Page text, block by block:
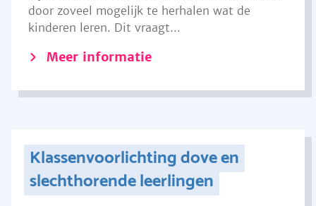
door zoveel mogelijk te herhalen wat de
kinderen leren. Dit vraagt...
Meer informatie
Klassenvoorlichting dove en
slechthorende leerlingen